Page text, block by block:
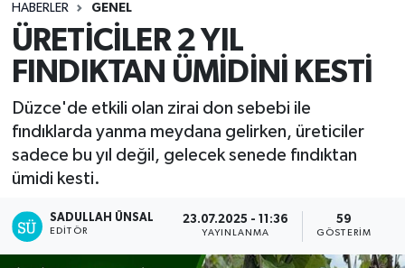
HABERLER GENEL
ÜRETİCİLER 2 YIL
FINDIKTAN ÜMİDİNİ KESTİ
Düzce'de etkili olan zirai don sebebi ile
fındıklarda yanma meydana gelirken, üreticiler
sadece bu yıl değil, gelecek senede fındıktan
ümidi kesti.
SADULLAH ÜNSAL
EDITÖR
23.07.2025 - 11:36
YAYINLANMA
59
GÖSTERIM
Trafik Durumu
Süper Lig Puan Durumu ve Fikstür
Tüm Manşetler
Son Dakika Haberleri